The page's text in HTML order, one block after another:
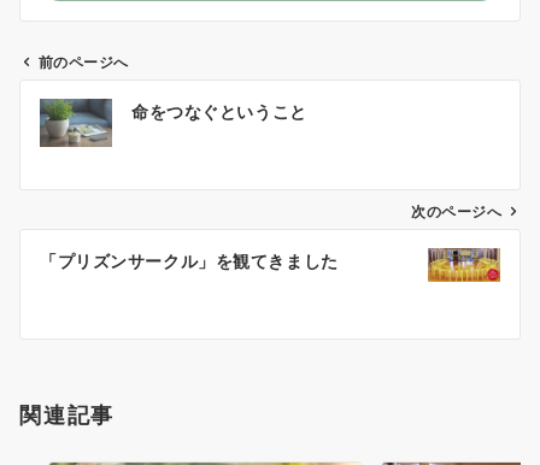
ビ
ン
前のページへ
命をつなぐということ
次のページへ
「プリズンサークル」を観てきました
関連記事